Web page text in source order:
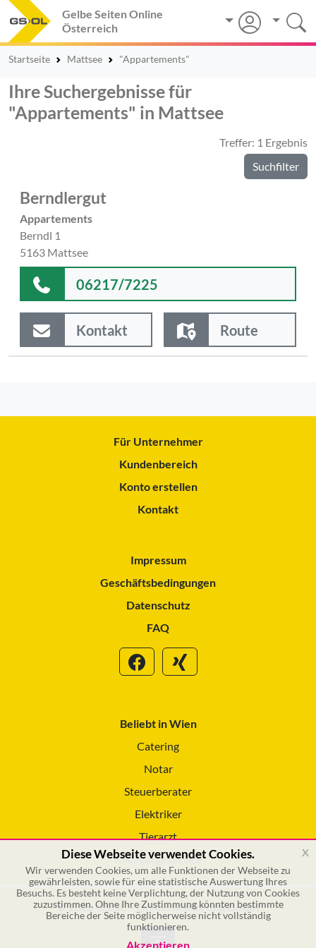
Gelbe Seiten Online
Österreich
Startseite Mattsee "Appartements"
Ihre Suchergebnisse für
"Appartements" in Mattsee
Treffer: 1 Ergebnis
Suchfilter
Berndlergut
Appartements
Berndl 1
5163 Mattsee
06217/7225
Kontakt Route
Für Unternehmer
Kundenbereich
Konto erstellen
Kontakt
Impressum
Geschäftsbedingungen
Datenschutz
FAQ
Beliebt in Wien
Catering
Notar
Steuerberater
Elektriker
Tierarzt
Reinigungsservice
© 2026 GSOL – Online Marketing GmbH
Diese Webseite verwendet Cookies.
Wir verwenden Cookies, um alle Funktionen der Webseite zu
gewährleisten, sowie für eine statistische Auswertung Ihres
Besuchs. Es besteht keine Verplichtung, der Nutzung von Cookies
zuzustimmen. Ohne Ihre Zustimmung könnten bestimmte
Bereiche der Seite möglicherweise nicht vollständig
funktionieren.
Akzeptieren
x